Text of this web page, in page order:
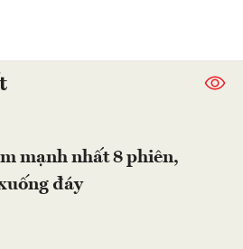
mạnh nhất 8 phiên,
đáy